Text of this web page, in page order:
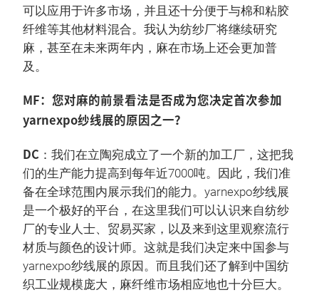
可以应用于许多市场，并且还十分便于与棉和粘胶
纤维等其他材料混合。我认为纺纱厂将继续研究
麻，甚至在未来两年内，麻在市场上还会更加普
及。
MF：您对麻的前景看法是否成为您决定首次参加
yarnexpo纱线展的原因之一？
DC ：我们在立陶宛成立了一个新的加工厂，这把我
们的生产能力提高到每年近7000吨。因此，我们准
备在全球范围内展示我们的能力。yarnexpo纱线展
是一个极好的平台，在这里我们可以认识来自纺纱
厂的专业人士、贸易买家，以及来到这里观察流行
材质与颜色的设计师。这就是我们决定来中国参与
yarnexpo纱线展的原因。而且我们还了解到中国纺
织工业规模庞大，麻纤维市场相应地也十分巨大。